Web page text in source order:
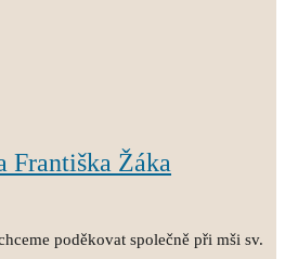
Františka Žáka
poděkovat společně při mši sv.